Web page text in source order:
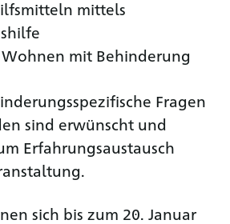
mittels
mit Behinderung
Fragen
sind erwünscht und
Erfahrungsaustausch
sich bis zum 20. Januar